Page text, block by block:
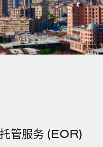
具与 Remote 平台相连
团队
管服务 (EOR)